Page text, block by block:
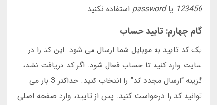
123456 یاpassword استفاده نکنید.
گام چهارم: تایید حساب
یک کد تایید به موبایل شما ارسال می شود. این کد را در
سایت وارد کنید تا حساب فعال شود. اگر کد دریافت نشد،
گزینه “ارسال مجدد کد” را انتخاب کنید. حداکثر 3 بار می
توانید کد را درخواست کنید. پس از تایید، وارد صفحه اصلی